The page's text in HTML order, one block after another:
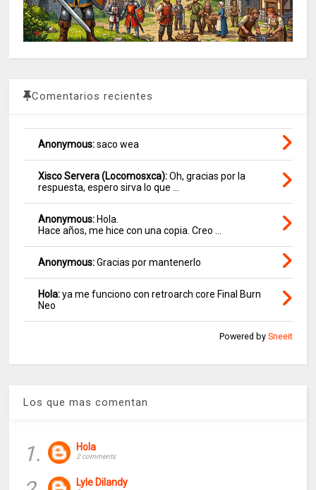
Comentarios recientes
Anonymous:saco wea
Xisco Servera (Locomosxca):Oh, gracias por la
respuesta, espero sirva lo que ...
Anonymous: Hola.
Hace años, me hice con una copia. Creo ...
Anonymous:Gracias por mantenerlo
Hola:ya me funciono con retroarch core Final Burn
Neo
Powered by Sneeit
Los que mas comentan
1. Hola
2 comments
Lyle Dilandy